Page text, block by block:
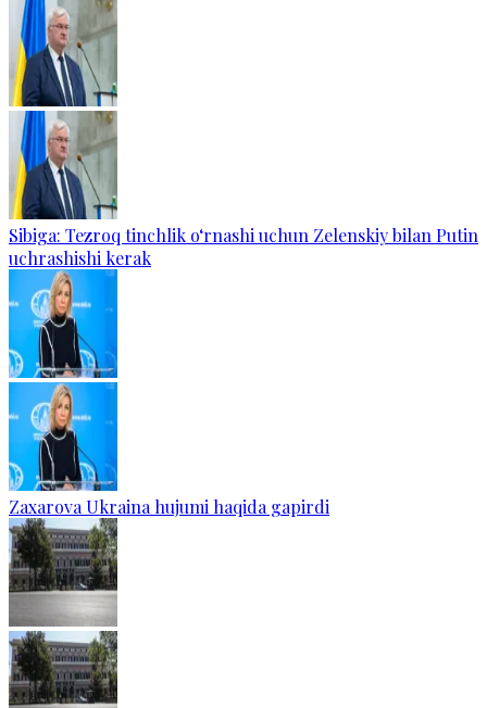
Sibiga: Tezroq tinchlik o‘rnashi uchun Zelenskiy bilan Putin
uchrashishi kerak
Zaxarova Ukraina hujumi haqida gapirdi